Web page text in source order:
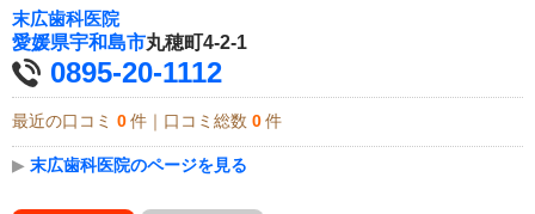
末広歯科医院
愛媛県宇和島市丸穂町4-2-1
0895-20-1112
最近の口コミ 0 件｜口コミ総数 0 件
▶ 末広歯科医院のページを見る